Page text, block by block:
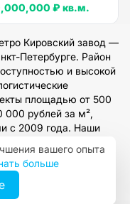
₽ кв.м.
Кировский завод —
Петербурге. Район
и высокой
площадью от 500
000 рублей за м²,
с 2009 года. Наши
под ваши
полное
заявку на сайте
вашего опыта
больше